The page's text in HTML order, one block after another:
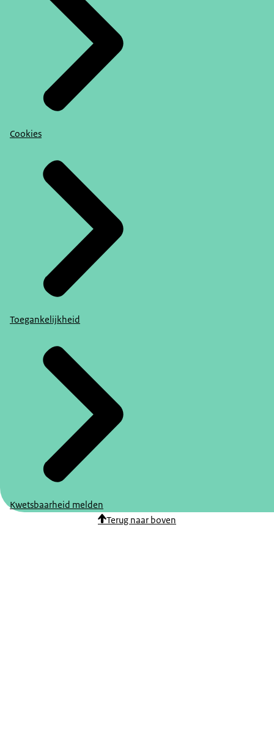
Cookies
Toegankelijkheid
Kwetsbaarheid melden
Terug naar boven